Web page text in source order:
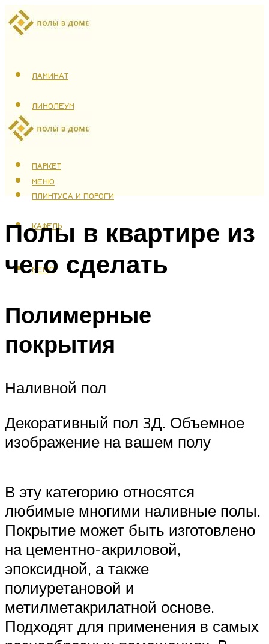
ЛАМИНАТ
ЛИНОЛЕУМ
ТЕПЛЫЙ ПОЛ
ПАРКЕТ
ПЛИНТУСА И ПОРОГИ
КАФЕЛЬ
МЕНЮ
МЕНЮ
Полы в квартире из
чего сделать
Полимерные
покрытия
Наливной пол
Декоративный пол 3Д. Объемное
изображение на вашем полу
В эту категорию относятся
любимые многими наливные полы.
Покрытие может быть изготовлено
на цементно-акриловой,
эпоксидной, а также
полиуретановой и
метилметакрилатной основе.
Подходят для применения в самых